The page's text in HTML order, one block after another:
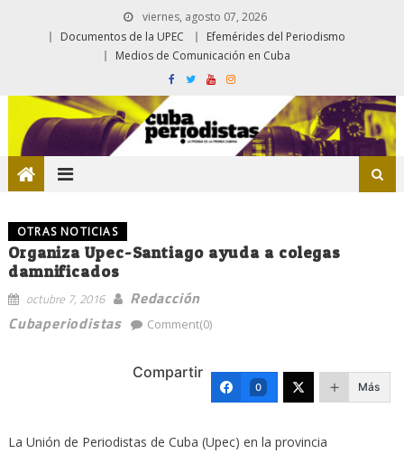
viernes, agosto 07, 2026
Documentos de la UPEC
Efemérides del Periodismo
Medios de Comunicación en Cuba
OTRAS NOTICIAS
Organiza Upec-Santiago ayuda a colegas
damnificados
octubre 7, 2016
Redacción
Cubaperiodistas
Comment(0)
Compartir
0 Más
La Unión de Periodistas de Cuba (Upec) en la provincia